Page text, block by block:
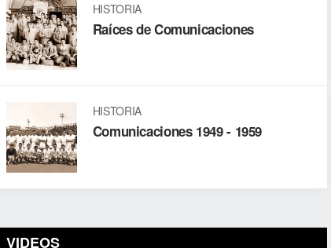
HISTORIA
Raíces de Comunicaciones
HISTORIA
Comunicaciones 1949 - 1959
VIDEOS